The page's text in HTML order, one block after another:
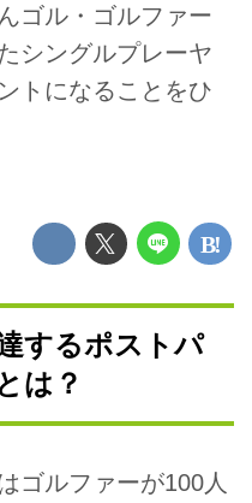
ゴル・ゴルファー
シングルプレーヤ
トになることをひ
するポストパ
は？
ゴルファーが100人